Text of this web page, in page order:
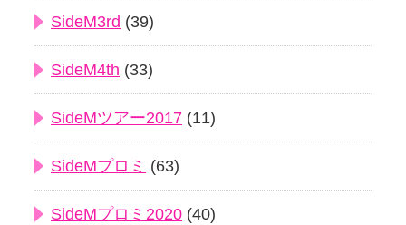
SideM3rd (39)
SideM4th (33)
SideMツアー2017 (11)
SideMプロミ (63)
SideMプロミ2020 (40)